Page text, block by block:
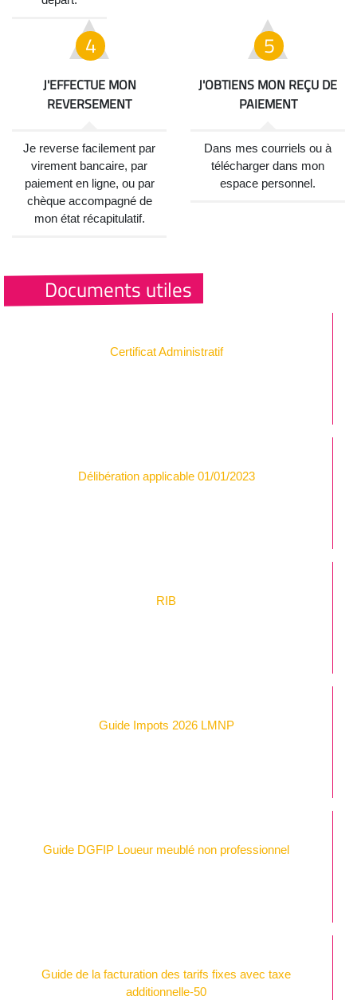
J'EFFECTUE MON
REVERSEMENT
Je reverse facilement par
virement bancaire, par
paiement en ligne, ou par
chèque accompagné de
mon état récapitulatif.
J'OBTIENS MON REÇU DE
PAIEMENT
Dans mes courriels ou à
télécharger dans mon
espace personnel.
Documents utiles
Certificat Administratif
Délibération applicable 01/01/2023
RIB
Guide Impots 2026 LMNP
Guide DGFIP Loueur meublé non professionnel
Guide de la facturation des tarifs fixes avec taxe
additionnelle-50